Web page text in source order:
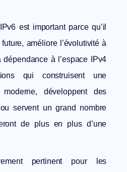
est important parce qu’il
améliore l’évolutivité à
dépendance à l’espace IPv4
qui construisent une
moderne, développent des
servent un grand nombre
de plus en plus d’une
pertinent pour les